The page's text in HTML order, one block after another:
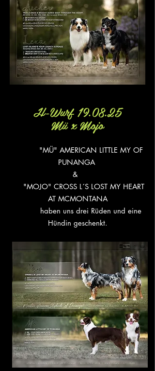
H-Wurf 19.08.25
Mü x Mojo
"MÜ" AMERICAN LITTLE MY OF
PUNANGA
&
"MOJO" CROSS L´S LOST MY HEART
AT MCMONTANA
haben uns drei Rüden und eine
Hündin geschenkt.